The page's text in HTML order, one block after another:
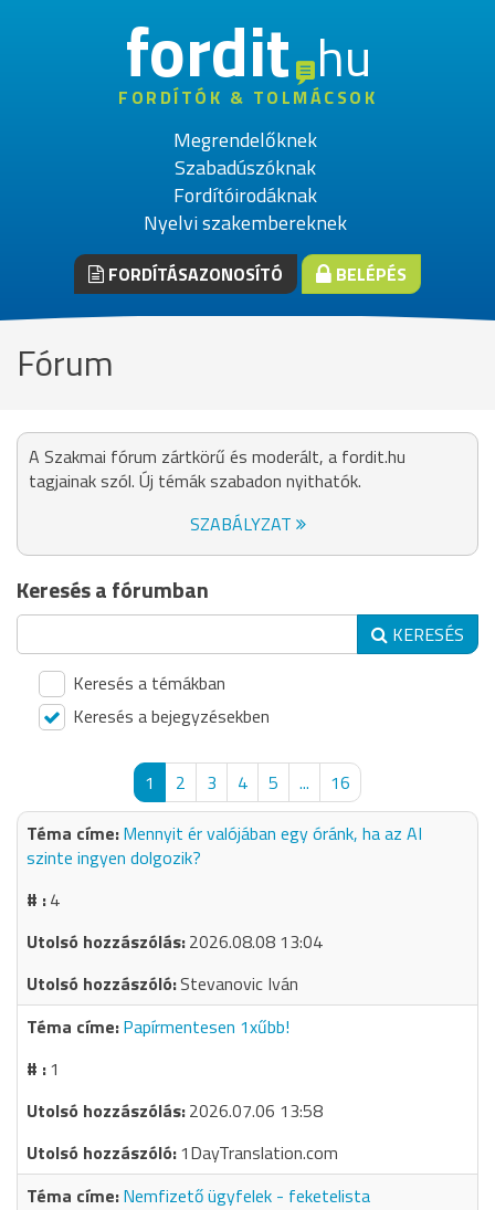
fordithu
FORDÍTÓK & TOLMÁCSOK
Megrendelőknek
Szabadúszóknak
Fordítóirodáknak
Nyelvi szakembereknek
FORDÍTÁSAZONOSÍTÓ BELÉPÉS
Fórum
A Szakmai fórum zártkörű és moderált, a fordit.hu
tagjainak szól. Új témák szabadon nyithatók.
SZABÁLYZAT
Keresés a fórumban
KERESÉS
Keresés a témákban
Keresés a bejegyzésekben
1 2 3 4 5 ...
16
Mennyit ér valójában egy óránk, ha az AI
szinte ingyen dolgozik?
4
2026.08.08 13:04
Stevanovic Iván
Papírmentesen 1xűbb!
1
2026.07.06 13:58
1DayTranslation.com
Nemfizető ügyfelek - feketelista